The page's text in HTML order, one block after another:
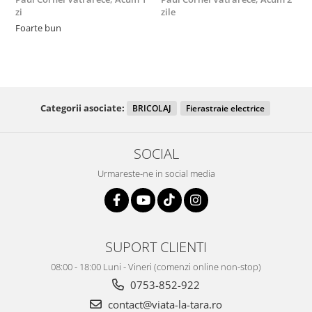
zi
Foarte bun
zile
Categorii asociate: BRICOLAJ Fierastraie electrice
SOCIAL
Urmareste-ne in social media
SUPORT CLIENTI
08:00 - 18:00 Luni - Vineri (comenzi online non-stop)
0753-852-922
contact@viata-la-tara.ro